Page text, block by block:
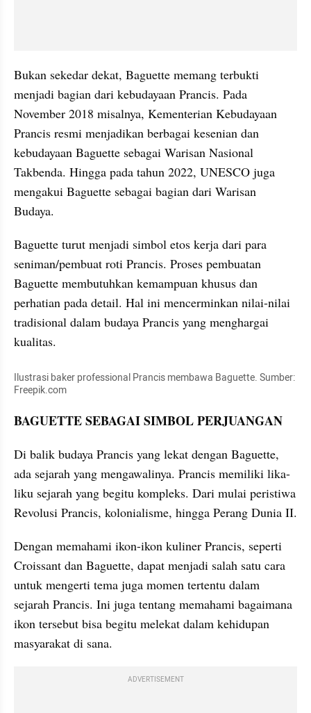
Bukan sekedar dekat, Baguette memang terbukti
menjadi bagian dari kebudayaan Prancis. Pada
November 2018 misalnya, Kementerian Kebudayaan
Prancis resmi menjadikan berbagai kesenian dan
kebudayaan Baguette sebagai Warisan Nasional
Takbenda. Hingga pada tahun 2022, UNESCO juga
mengakui Baguette sebagai bagian dari Warisan
Budaya.
Baguette turut menjadi simbol etos kerja dari para
seniman/pembuat roti Prancis. Proses pembuatan
Baguette membutuhkan kemampuan khusus dan
perhatian pada detail. Hal ini mencerminkan nilai-nilai
tradisional dalam budaya Prancis yang menghargai
kualitas.
Ilustrasi baker professional Prancis membawa Baguette. Sumber:
Freepik.com
BAGUETTE SEBAGAI SIMBOL PERJUANGAN
Di balik budaya Prancis yang lekat dengan Baguette,
ada sejarah yang mengawalinya. Prancis memiliki lika-
liku sejarah yang begitu kompleks. Dari mulai peristiwa
Revolusi Prancis, kolonialisme, hingga Perang Dunia II.
Dengan memahami ikon-ikon kuliner Prancis, seperti
Croissant dan Baguette, dapat menjadi salah satu cara
untuk mengerti tema juga momen tertentu dalam
sejarah Prancis. Ini juga tentang memahami bagaimana
ikon tersebut bisa begitu melekat dalam kehidupan
masyarakat di sana.
ADVERTISEMENT